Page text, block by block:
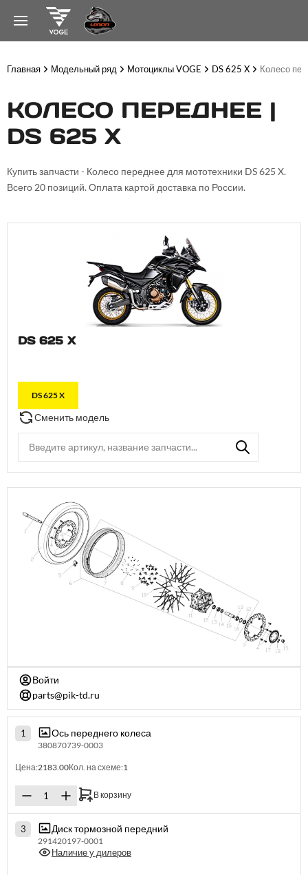
Главная Модельный ряд Мотоциклы VOGE DS 625 X Колесо
КОЛЕСО ПЕРЕДНЕЕ |
DS 625 X
Купить запчасти - Колесо переднее для мототехники DS 625 X.
Всего 20 позиций. Оплата картой доставка по России.
DS 625 X
DS 625 X
Сменить модель
Войти
parts@pik-td.ru
1 Ось переднего колеса
380870739-0003
Цена:2183.00Кол. на схеме:1
В корзину
3 Диск тормозной передний
291420197-0001
Наличие у дилеров